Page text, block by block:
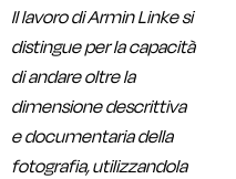
Il lavoro di Armin Linke si
distingue per la capacità
di andare oltre la
dimensione descrittiva
e documentaria della
fotografia, utilizzandola